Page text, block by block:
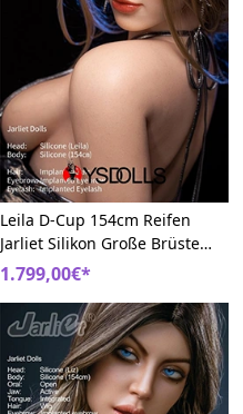
Leila D-Cup 154cm Reifen
Jarliet Silikon Große Brüste
Sexpuppe
1.799,00€*